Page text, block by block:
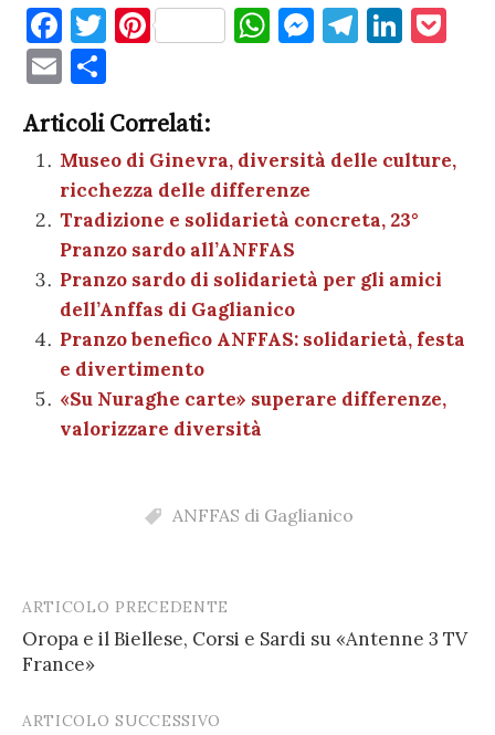
F
a
c
e
b
o
o
k
T
te
r
Pi
es
t
W
A
p
p
M
g
T
a
m
Li
dI
n
et
E
m
ai
l
n
di
vi
di
Articoli Correlati:
Museo di Ginevra, diversità delle culture,
ricchezza delle differenze
Tradizione e solidarietà concreta, 23°
Pranzo sardo all’ANFFAS
Pranzo sardo di solidarietà per gli amici
dell’Anffas di Gaglianico
Pranzo benefico ANFFAS: solidarietà, festa
e divertimento
«Su Nuraghe carte» superare differenze,
valorizzare diversità
ANFFAS di Gaglianico
Post
navigation
ARTICOLO PRECEDENTE
Oropa e il Biellese, Corsi e Sardi su «Antenne 3 TV
France»
ARTICOLO SUCCESSIVO